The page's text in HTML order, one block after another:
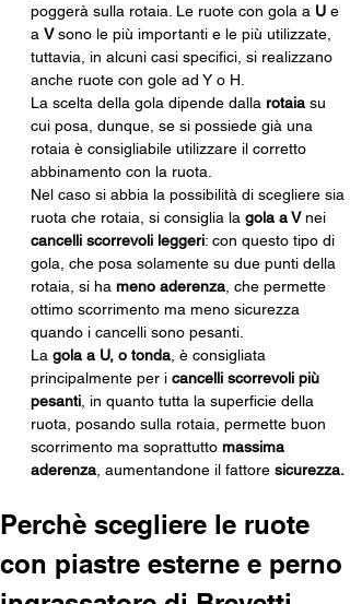
poggerà sulla rotaia. Le ruote con gola a U e
a V sono le più importanti e le più utilizzate,
tuttavia, in alcuni casi specifici, si realizzano
anche ruote con gole ad Y o H.
La scelta della gola dipende dalla rotaia su
cui posa, dunque, se si possiede già una
rotaia è consigliabile utilizzare il corretto
abbinamento con la ruota.
Nel caso si abbia la possibilità di scegliere sia
ruota che rotaia, si consiglia la gola a V nei
cancelli scorrevoli leggeri: con questo tipo di
gola, che posa solamente su due punti della
rotaia, si ha meno aderenza , che permette
ottimo scorrimento ma meno sicurezza
quando i cancelli sono pesanti.
La gola a U, o tonda , è consigliata
principalmente per i cancelli scorrevoli più
pesanti , in quanto tutta la superficie della
ruota, posando sulla rotaia, permette buon
scorrimento ma soprattutto massima
aderenza , aumentandone il fattore sicurezza.
Perchè scegliere le ruote
con piastre esterne e perno